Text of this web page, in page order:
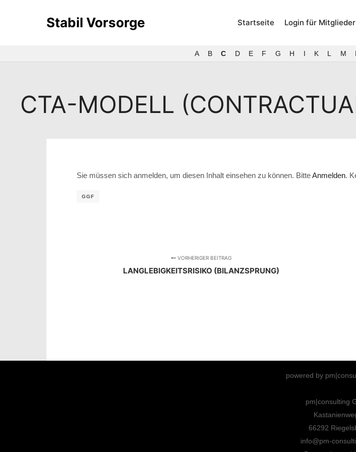
Stabil Vorsorge Startseite Login für Mitglieder
A B C D E F G H I K L M
CTA-MODELL
Sie müssen sich anmelden, um diesen Inhalt einsehen zu können. BitteAnmelden.
GGF
VORHERIGER BEITRAG
LANGLEBIGKEITSRISIKO (BILANZSPRUNG)
powered by
pm|consulting
66292
info@pm-